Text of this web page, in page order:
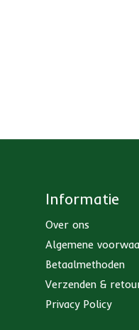
Informatie
Over ons
Algemene
Betaalmethoden
Verzenden &
Privacy Policy